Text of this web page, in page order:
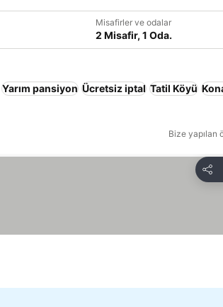
Misafirler ve odalar
2 Misafir, 1 Oda.
Yarım pansiyon Ücretsiz iptal Tatil Köyü
Bize yapılan